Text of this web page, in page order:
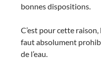
bonnes dispositions.
C’est pour cette
faut absolument
de l’eau.